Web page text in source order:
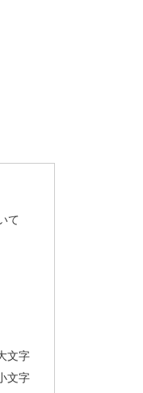
て
文字
文字